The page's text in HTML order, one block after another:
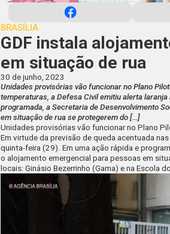
BRASÍLIA
GDF instala
em situação de rua
30 de junho, 2023
Unidades provisórias vão funcionar no Plano
temperaturas, a Defesa Civil emitiu alerta
programada, a Secretaria de Desenvolvimento
em situação de rua se protegerem do […]
Unidades provisórias vão funcionar no Plano
Em virtude da previsão de queda acentuada
quinta-feira (29). Em uma ação rápida e
o alojamento emergencial para pessoas em
locais: Ginásio Bezerrinho (Gama) e na Escola